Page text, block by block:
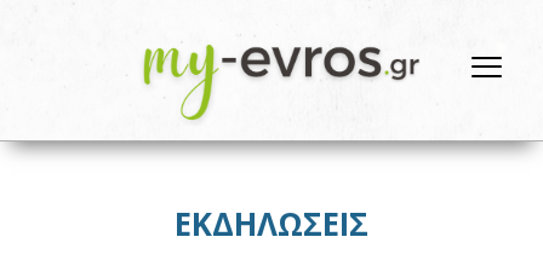
ΕΚΔΗΛΩΣΕΙΣ